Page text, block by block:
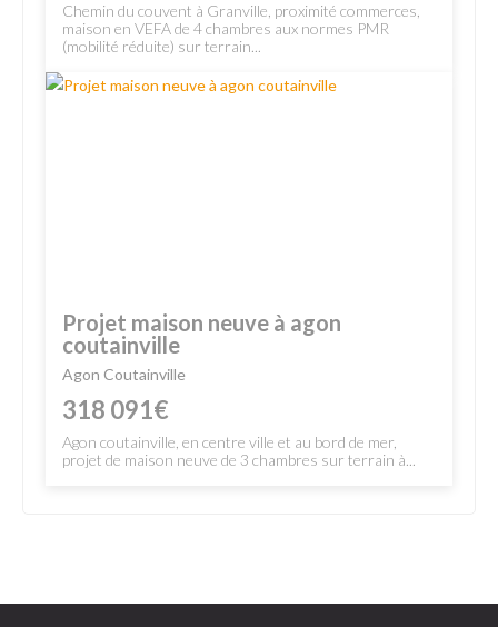
Chemin du couvent à Granville, proximité commerces,
maison en VEFA de 4 chambres aux normes PMR
(mobilité réduite) sur terrain...
Projet maison neuve à agon
coutainville
Agon Coutainville
318 091€
Agon coutainville, en centre ville et au bord de mer,
projet de maison neuve de 3 chambres sur terrain à...